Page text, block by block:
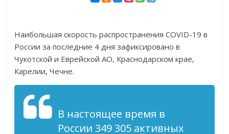
Наибольшая скорость распространения COVID-19 в
России за последние 4 дня зафиксировано в
Чукотской и Еврейской АО, Краснодарском крае,
Карелии, Чечне.
В настоящее время в
России 349 305 активных